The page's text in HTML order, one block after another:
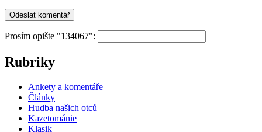
Prosím opište "134067":
Rubriky
Ankety a komentáře
Články
Hudba našich otců
Kazetománie
Klasik